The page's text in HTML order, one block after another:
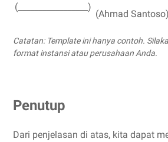
(_________________)
(Ahmad Santoso)
Catatan: Template ini hanya contoh.
format instansi atau perusahaan Anda.
Penutup
Dari penjelasan di atas, kita dapat